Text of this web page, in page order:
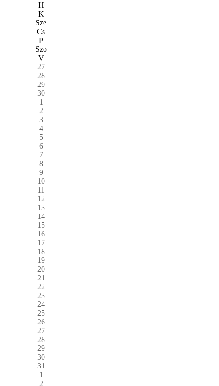
H
K
Sze
Cs
P
Szo
V
27
28
29
30
1
2
3
4
5
6
7
8
9
10
11
12
13
14
15
16
17
18
19
20
21
22
23
24
25
26
27
28
29
30
31
1
2